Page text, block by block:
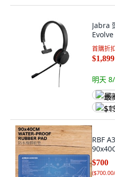
Jabra
首購折
$1,899
明天
最
RBF
$700
(